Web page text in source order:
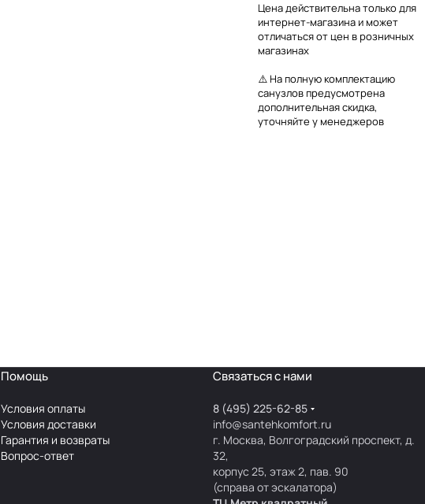
Цена действительна только для
интернет-магазина и может
отличаться от цен в розничных
магазинах
⚠️ На полную комплектацию
санузлов предусмотрена
дополнительная скидка,
уточняйте у менеджеров
Помощь
Условия оплаты
Условия доставки
Гарантия и возвраты
Вопрос-ответ
Связаться с нами
8 (495) 225-62-85
info@santehkomfort.ru
г. Москва, Волгоградский проспект, д.
32,
корпус 25, этаж 2, пав. 90
(справа от эскалатора)